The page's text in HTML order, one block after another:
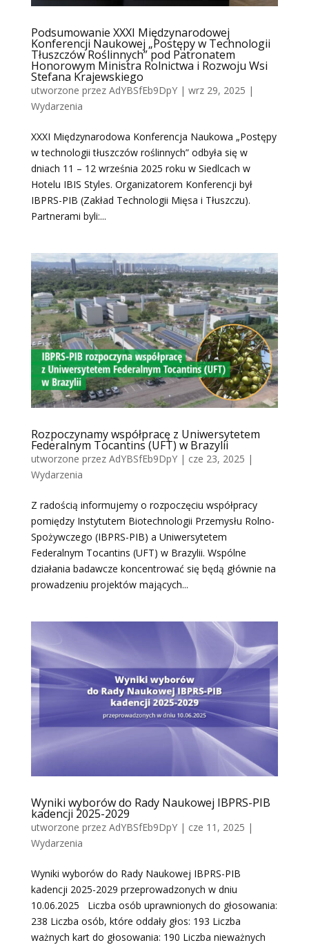
Podsumowanie XXXI Międzynarodowej
Konferencji Naukowej „Postępy w Technologii
Tłuszczów Roślinnych” pod Patronatem
Honorowym Ministra Rolnictwa i Rozwoju Wsi
Stefana Krajewskiego
utworzone przez AdYBSfEb9DpY| wrz 29, 2025 |
Wydarzenia
XXXI Międzynarodowa Konferencja Naukowa „Postępy
w technologii tłuszczów roślinnych” odbyła się w
dniach 11 – 12 września 2025 roku w Siedlcach w
Hotelu IBIS Styles. Organizatorem Konferencji był
IBPRS-PIB (Zakład Technologii Mięsa i Tłuszczu).
Partnerami byli:...
Rozpoczynamy współpracę z Uniwersytetem
Federalnym Tocantins (UFT) w Brazylii
utworzone przez AdYBSfEb9DpY| cze 23, 2025 |
Wydarzenia
Z radością informujemy o rozpoczęciu współpracy
pomiędzy Instytutem Biotechnologii Przemysłu Rolno-
Spożywczego (IBPRS-PIB) a Uniwersytetem
Federalnym Tocantins (UFT) w Brazylii. Wspólne
działania badawcze koncentrować się będą głównie na
prowadzeniu projektów mających...
Wyniki wyborów do Rady Naukowej IBPRS-PIB
kadencji 2025-2029
utworzone przez AdYBSfEb9DpY| cze 11, 2025 |
Wydarzenia
Wyniki wyborów do Rady Naukowej IBPRS-PIB
kadencji 2025-2029 przeprowadzonych w dniu
10.06.2025 Liczba osób uprawnionych do głosowania:
238 Liczba osób, które oddały głos: 193 Liczba
ważnych kart do głosowania: 190 Liczba nieważnych